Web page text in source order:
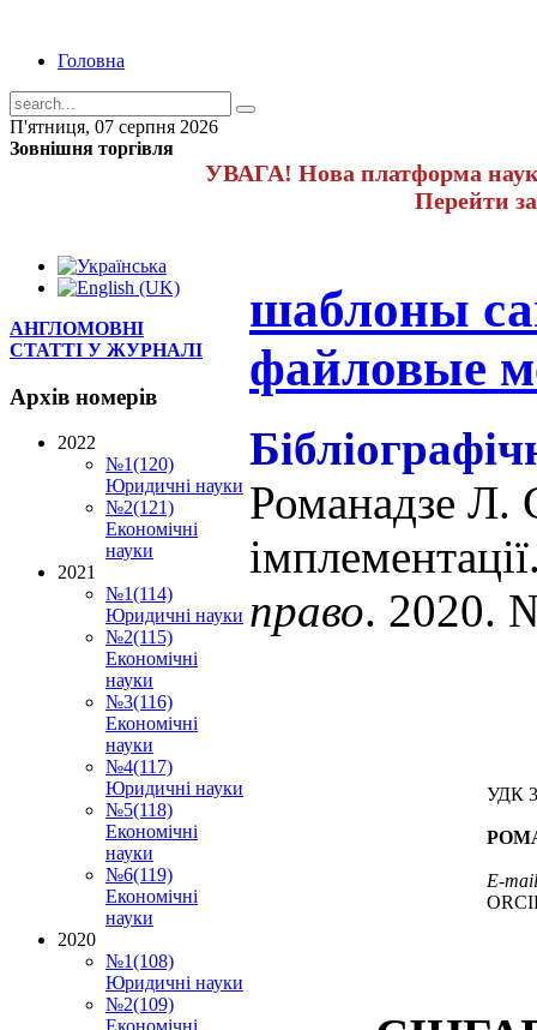
Головна
П'ятниця, 07 серпня 2026
Зовнішня торгівля
УВАГА! Нова платформа
Перейти
шаблоны
файловые
Романадзе Л.
імплементації
право. 2020.
УДК
E-
АНГЛОМОВНІ
СТАТТІ У ЖУРНАЛІ
Архів номерів
2022
№1(120)
Юридичні науки
№2(121)
Економічні
науки
2021
№1(114)
Юридичні науки
№2(115)
Економічні
науки
№3(116)
Економічні
науки
№4(117)
Юридичні науки
№5(118)
Економічні
науки
№6(119)
Економічні
науки
2020
№1(108)
Юридичні науки
№2(109)